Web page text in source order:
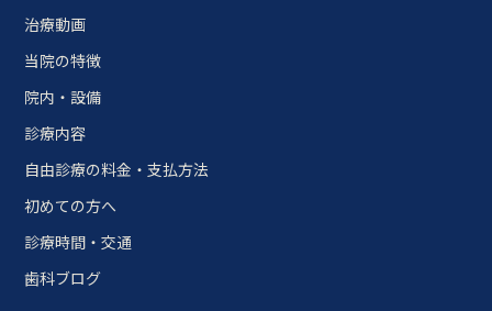
治療動画
当院の特徴
院内・設備
診療内容
自由診療の料金・支払方法
初めての方へ
診療時間・交通
歯科ブログ